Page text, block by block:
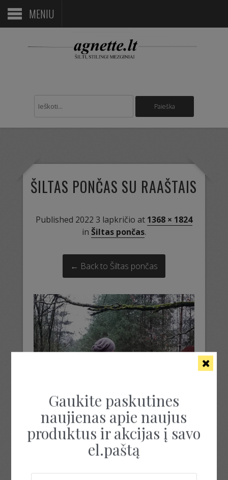
MENIU
ŠILTAS PONČAS SU RAAŠTAIS
Published 2022 3 lapkričio at 1368 × 1824
in Šiltas pončas.
← Back to Šiltas pončas
Gaukite paskutines
naujienas apie naujus
produktus ir akcijas į savo
el.paštą